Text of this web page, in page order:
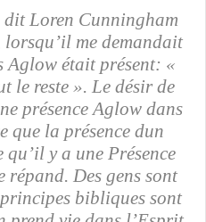
dit Loren Cunningham
lorsqu’il me demandait
Aglow était présent: «
le reste ». Le désir de
présence Aglow dans
que la présence dun
y a une Présence
répand. Des gens sont
bibliques sont